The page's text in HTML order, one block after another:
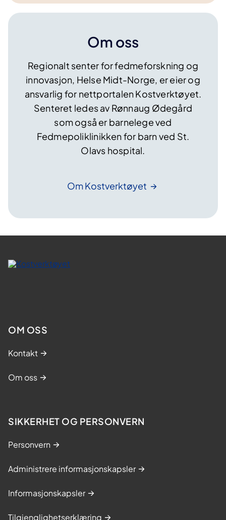
Om oss
Regionalt senter for fedmeforskning og
innovasjon, Helse Midt-Norge, er eier og
ansvarlig for nettportalen Kostverktøyet.
Senteret ledes av Rønnaug Ødegård
som også er barnelege ved
Fedmepoliklinikken for barn ved St.
Olavs hospital.
OmKostverktøyet
OM OSS
Kontakt
Om oss
SIKKERHET OG PERSONVERN
Personvern
Administrere informasjonskapsler
Informasjonskapsler
Tilgjenglighetserklæring